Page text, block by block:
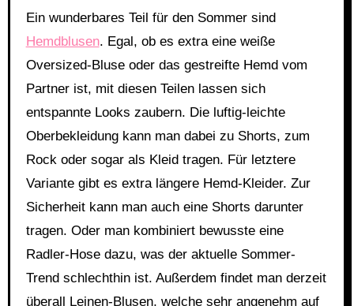
Ein wunderbares Teil für den Sommer sind
Hemdblusen. Egal, ob es extra eine weiße
Oversized-Bluse oder das gestreifte Hemd vom
Partner ist, mit diesen Teilen lassen sich
entspannte Looks zaubern. Die luftig-leichte
Oberbekleidung kann man dabei zu Shorts, zum
Rock oder sogar als Kleid tragen. Für letztere
Variante gibt es extra längere Hemd-Kleider. Zur
Sicherheit kann man auch eine Shorts darunter
tragen. Oder man kombiniert bewusste eine
Radler-Hose dazu, was der aktuelle Sommer-
Trend schlechthin ist. Außerdem findet man derzeit
überall Leinen-Blusen, welche sehr angenehm auf